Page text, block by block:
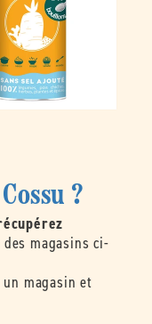
?
magasins ci-
magasin et